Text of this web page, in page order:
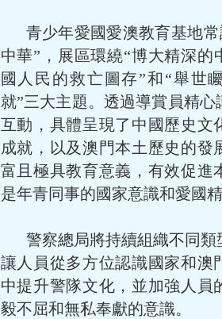
青少年愛國愛澳教育基地
中華”，展區環繞“博大精深的
國人民的救亡圖存”和“舉世
就”三大主題。透過導賞員精
互動，具體呈現了中國歷史文
成就，以及澳門本土歷史的發
富且極具教育意義，有效促進
是年青同事的國家意識和愛國
警察總局將持續組織不同
讓人員從多方位認識國家和澳
中提升警隊文化，並加強人員
毅不屈和無私奉獻的意識。